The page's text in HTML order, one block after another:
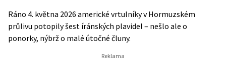
Ráno 4. května 2026 americké vrtulníky v Hormuzském
průlivu potopily šest íránských plavidel – nešlo ale o
ponorky, nýbrž o malé útočné čluny.